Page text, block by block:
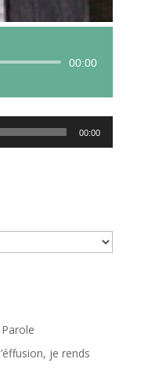
00:00
00:00
je rends